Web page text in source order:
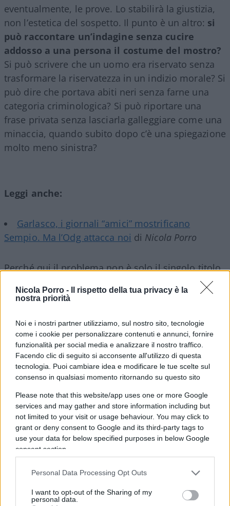
Nicola Porro -
Il rispetto della tua privacy è la
nostra priorità
Noi e i nostri partner utilizziamo, sul nostro sito, tecnologie
come i cookie per personalizzare contenuti e annunci, fornire
funzionalità per social media e analizzare il nostro traffico.
Facendo clic di seguito si acconsente all'utilizzo di questa
tecnologia. Puoi cambiare idea e modificare le tue scelte sul
consenso in qualsiasi momento ritornando su questo sito
Please note that this website/app uses one or more Google
services and may gather and store information including but
not limited to your visit or usage behaviour. You may click to
grant or deny consent to Google and its third-party tags to
use your data for below specified purposes in below Google
consent section.
Personal Data Processing Opt Outs
I want to opt-out of the Sharing of my
personal data.
eventualmente, le prove. Lo stabilirà la giustizia,
non l’estetica del sospetto. Il punto è un altro: si
può raccontare un’indagine senza cucire
addosso a una persona il costume del mostro?
Si può scrivere che un uomo era riservato senza
trasformare la riservatezza in un indizio morale? Si
può dire che portava abiti neri senza farne una
categoria criminologica? Si può riportare una
frase privata senza lasciarla galleggiare come una
minaccia, quando subito dopo c’è una spiegazione
molto meno sinistra?
Leggi anche:
Garlasco, i giornali “amici” mostrificano
Sempio. Ma l’Odg attacca noi di Nicola Porro
Perché qui il problema non è solo il singolo titolo.
. Prendere dettagli neutri
e caricarli di veleno. Prendere testimonianze
Prendere un essere umano e farlo diventare un
tipo umano. Il taciturno. Il dark. L’apatico. Quello
strano. Ecco la parola magica: strano. In Italia,
quando un caso giudiziario diventa romanzo
nazionale, la stranezza è già mezza colpa. Non
serve molto altro. Il ragazzo normale non vende. Il
ragazzo silenzioso sì. Il compagno di scuola che
dice “era tranquillo” annoia. Il compagno di scuola
che dice “era sempre vestito di nero” titola. È il
giornalismo della sagoma: prima si disegna
dentro.